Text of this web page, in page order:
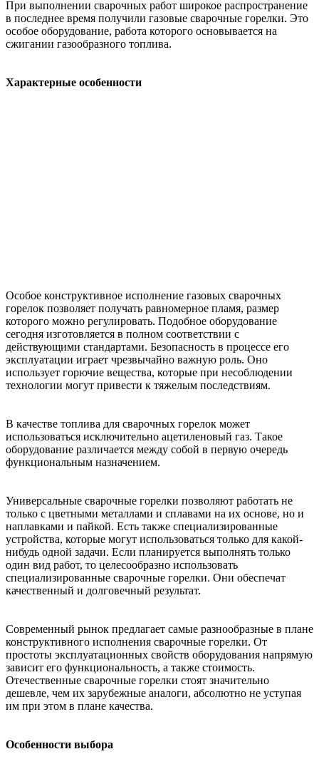
При выполнении сварочных работ широкое распространение
в последнее время получили газовые сварочные горелки. Это
особое оборудование, работа которого основывается на
сжигании газообразного топлива.
Характерные особенности
Особое конструктивное исполнение газовых сварочных
горелок позволяет получать равномерное пламя, размер
которого можно регулировать. Подобное оборудование
сегодня изготовляется в полном соответствии с
действующими стандартами. Безопасность в процессе его
эксплуатации играет чрезвычайно важную роль. Оно
использует горючие вещества, которые при несоблюдении
технологии могут привести к тяжелым последствиям.
В качестве топлива для сварочных горелок может
использоваться исключительно ацетиленовый газ. Такое
оборудование различается между собой в первую очередь
функциональным назначением.
Универсальные сварочные горелки позволяют работать не
только с цветными металлами и сплавами на их основе, но и
наплавками и пайкой. Есть также специализированные
устройства, которые могут использоваться только для какой-
нибудь одной задачи. Если планируется выполнять только
один вид работ, то целесообразно использовать
специализированные сварочные горелки. Они обеспечат
качественный и долговечный результат.
Современный рынок предлагает самые разнообразные в плане
конструктивного исполнения сварочные горелки. От
простоты эксплуатационных свойств оборудования напрямую
зависит его функциональность, а также стоимость.
Отечественные сварочные горелки стоят значительно
дешевле, чем их зарубежные аналоги, абсолютно не уступая
им при этом в плане качества.
Особенности выбора